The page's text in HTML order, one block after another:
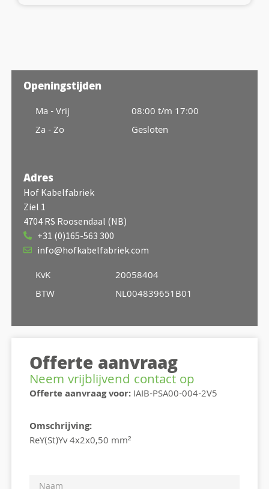
Openingstijden
Ma - Vrij
Za - Zo
08:00 t/m 17:00
Gesloten
Adres
Hof Kabelfabriek
Ziel 1
4704 RS Roosendaal (NB)
+31 (0)165-563 300
info@hofkabelfabriek.com
KvK
BTW
20058404
NL004839651B01
Offerte aanvraag
Neem vrijblijvend contact op
Offerte aanvraag voor:IAIB-PSA00-004-2V5
Omschrijving:
ReY(St)Yv 4x2x0,50 mm²